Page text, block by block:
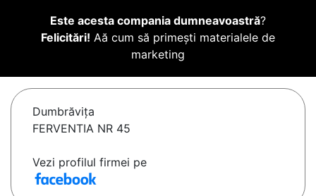
Este acesta compania dumneavoastră?
Felicitări! Aă cum să primești materialele de
marketing
Dumbrăviţa
FERVENTIA NR 45
Vezi profilul firmei pe